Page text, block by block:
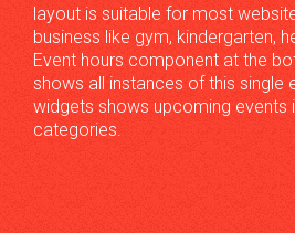
layout is suitable for most
business like gym, kindergarten,
Event hours component at the
shows all instances of this single
widgets shows upcoming events
categories.